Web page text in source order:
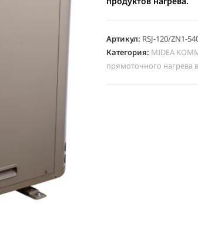
Артикул: RSJ-120/ZN1-
Категория: MIDEA
прямоточного нагрева